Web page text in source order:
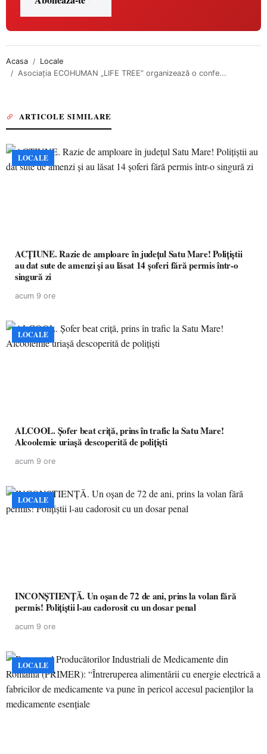
Acasa
Locale
Asociația ECOHUMAN „LIFE TREE” organizează o confe...
ARTICOLE SIMILARE
LOCALE
ACȚIUNE. Razie de amploare în județul Satu Mare! Polițiștii
au dat sute de amenzi și au lăsat 14 șoferi fără permis într-o
singură zi
acum 9 ore
LOCALE
ALCOOL. Șofer beat criță, prins în trafic la Satu Mare!
Alcoolemie uriașă descoperită de polițiști
acum 9 ore
LOCALE
INCONȘTIENȚĂ. Un oșan de 72 de ani, prins la volan fără
permis! Polițiștii l-au cadorosit cu un dosar penal
acum 9 ore
LOCALE